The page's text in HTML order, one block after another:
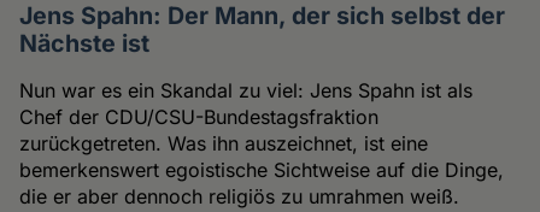
Jens Spahn: Der Mann, der sich selbst der
Nächste ist
Nun war es ein Skandal zu viel: Jens Spahn ist als
Chef der CDU/CSU-Bundestagsfraktion
zurückgetreten. Was ihn auszeichnet, ist eine
bemerkenswert egoistische Sichtweise auf die Dinge,
die er aber dennoch religiös zu umrahmen weiß.